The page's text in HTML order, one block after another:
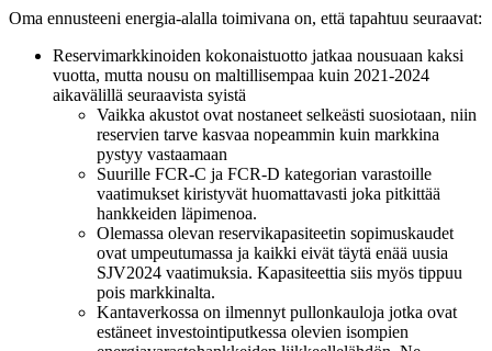
Oma ennusteeni energia-alalla toimivana on, että tapahtuu seuraavat:
Reservimarkkinoiden kokonaistuotto jatkaa nousuaan kaksi
vuotta, mutta nousu on maltillisempaa kuin 2021-2024
aikavälillä seuraavista syistä
Vaikka akustot ovat nostaneet selkeästi suosiotaan, niin
reservien tarve kasvaa nopeammin kuin markkina
pystyy vastaamaan
Suurille FCR-C ja FCR-D kategorian varastoille
vaatimukset kiristyvät huomattavasti joka pitkittää
hankkeiden läpimenoa.
Olemassa olevan reservikapasiteetin sopimuskaudet
ovat umpeutumassa ja kaikki eivät täytä enää uusia
SJV2024 vaatimuksia. Kapasiteettia siis myös tippuu
pois markkinalta.
Kantaverkossa on ilmennyt pullonkauloja jotka ovat
estäneet investointiputkessa olevien isompien